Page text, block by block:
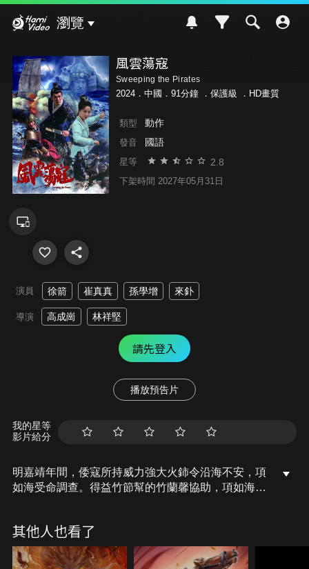
瀏覽
風雲蕩寇
Sweeping the Pirates
2024．中國．91分鐘 ． 保護級 ．HD畫質
類型 動作
發音 國語
星等 2.8
下架時間 2027年05月31日
演員 徐箭 崔真真 孫學增 來釙
導演 高成崗 林祥堅
請先登入
播放預告片
我的星等
影片給分
明嘉靖年間，倭寇所持威力強大火鈰令沿海不安，項
如海受命調查。得益竹節幫的竹蘭馨協助，項如海迅
海防岌岌可危…
其他人也看了